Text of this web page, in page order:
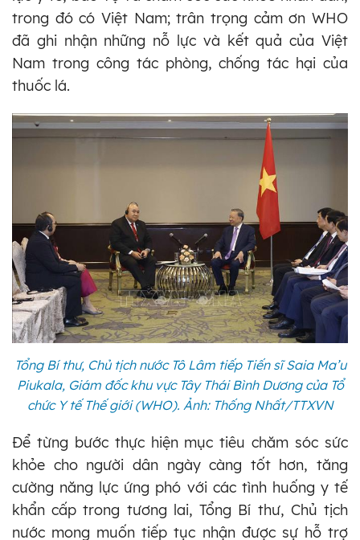
trong đó có Việt Nam; trân trọng cảm ơn WHO
đã ghi nhận những nỗ lực và kết quả của Việt
Nam trong công tác phòng, chống tác hại của
thuốc lá.
Tổng Bí thư, Chủ tịch nước Tô Lâm tiếp Tiến sĩ Saia Ma’u
Piukala, Giám đốc khu vực Tây Thái Bình Dương của Tổ
chức Y tế Thế giới (WHO). Ảnh: Thống Nhất/TTXVN
Để từng bước thực hiện mục tiêu chăm sóc sức
khỏe cho người dân ngày càng tốt hơn, tăng
cường năng lực ứng phó với các tình huống y tế
khẩn cấp trong tương lai, Tổng Bí thư, Chủ tịch
nước mong muốn tiếp tục nhận được sự hỗ trợ